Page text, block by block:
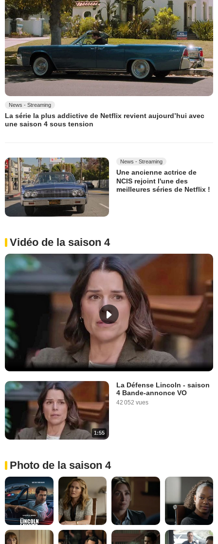
News - Streaming
La série la plus addictive de Netflix revient aujourd’hui avec
une saison 4 sous tension
News - Streaming
Une ancienne actrice de
NCIS rejoint l'une des
meilleures séries de Netflix !
Vidéo de la saison 4
1:55
La Défense Lincoln - saison
4 Bande-annonce VO
42 052 vues
Photo de la saison 4